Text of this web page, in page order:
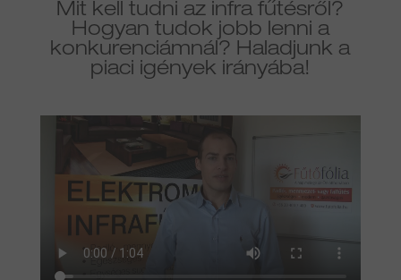
Mit kell tudni az infra fűtésről?
Hogyan tudok jobb lenni a
konkurenciámnál? Haladjunk a
piaci igények irányába!